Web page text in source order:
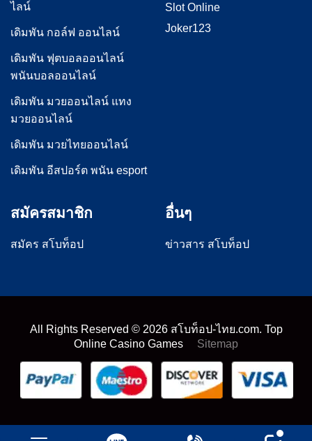
ไลน์
เดิมพัน กอล์ฟ ออนไลน์
เดิมพัน ฟุตบอลออนไลน์
พนันบอลออนไลน์
เดิมพัน มวยออนไลน์ แทง
มวยออนไลน์
เดิมพัน มวยไทยออนไลน์
เดิมพัน อีสปอร์ต พนัน esport
Slot Online
Joker123
สมัครสมาชิก
สมัคร สโบท็อป
อื่นๆ
ข่าวสาร สโบท็อป
All Rights Reserved © 2026สโบท็อป-ไทย.com. Top
Online Casino Games
Sitemap